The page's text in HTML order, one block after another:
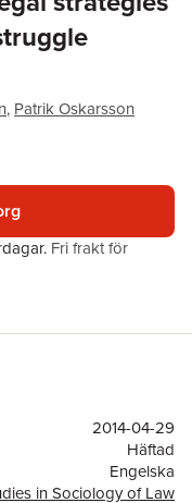
, Patrik Oskarsson
. Fri frakt för
2014-04-29
Häftad
Engelska
in Sociology of Law